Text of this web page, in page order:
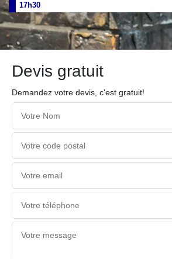
17h30
Devis gratuit
Demandez votre devis, c'est gratuit!